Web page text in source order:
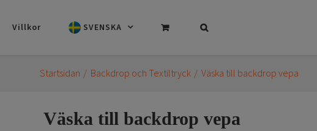
Villkor SVENSKA
Startsidan Backdrop och Textiltryck Väska till backdrop vepa
Väska till backdrop vepa